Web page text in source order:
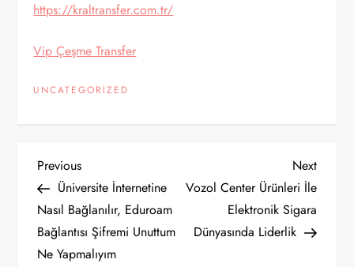
https://kraltransfer.com.tr/
Vip Çeşme Transfer
UNCATEGORIZED
Y
a
z
Previous
Post
Previous
Üniversite İnternetine
Nasıl Bağlanılır, Eduroam
Bağlantısı Şifremi Unuttum
Ne Yapmalıyım
Next
Post
Next
Vozol Center Ürünleri İle
Elektronik Sigara
Dünyasında Liderlik